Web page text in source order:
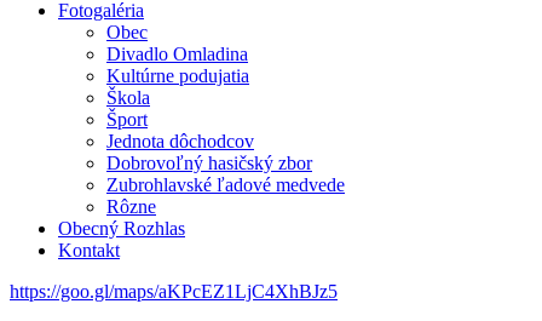
Fotogaléria
Obec
Divadlo Omladina
Kultúrne podujatia
Škola
Šport
Jednota dôchodcov
Dobrovoľný hasičský zbor
Zubrohlavské ľadové medvede
Rôzne
Obecný Rozhlas
Kontakt
https://goo.gl/maps/aKPcEZ1LjC4XhBJz5